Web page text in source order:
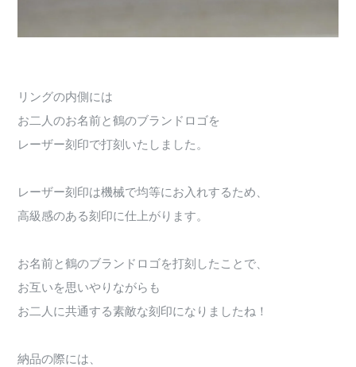
リングの内側には
お二人のお名前と鶴のブランドロゴを
レーザー刻印で打刻いたしました。
レーザー刻印は機械で均等にお入れするため、
高級感のある刻印に仕上がります。
お名前と鶴のブランドロゴを打刻したことで、
お互いを思いやりながらも
お二人に共通する素敵な刻印になりましたね！
納品の際には、